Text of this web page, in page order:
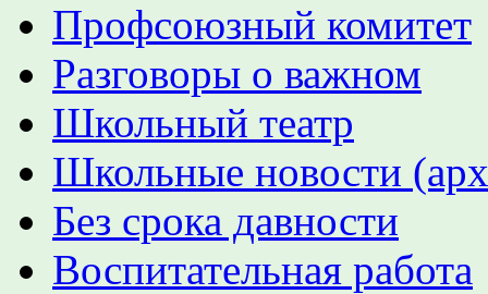
Профсоюзный комитет
Разговоры о важном
Школьный театр
Школьные новости
Без срока давности
Воспитательная работа